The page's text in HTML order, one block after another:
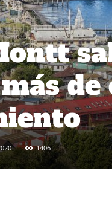
1406